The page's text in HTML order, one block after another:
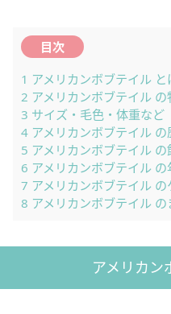
目次
1 アメリカンボブテイル と
2 アメリカンボブテイル の
3 サイズ・毛色・体重など
4 アメリカンボブテイル の
5 アメリカンボブテイル
6 アメリカンボブテイル
7 アメリカンボブテイル の
8 アメリカンボブテイル の
アメリカン